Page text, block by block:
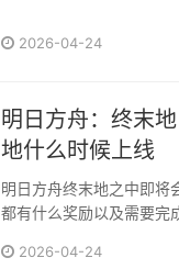
2026-04-24
明日方舟：终末
地什么时候上线
明日方舟终末地之中即将
都有什么奖励以及需要完
2026-04-24